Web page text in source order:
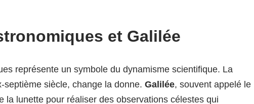
et Galilée
représente un symbole du dynamisme scientifique. La
septième siècle, change la donne. Galilée, souvent appelé le
la lunette pour réaliser des observations célestes qui